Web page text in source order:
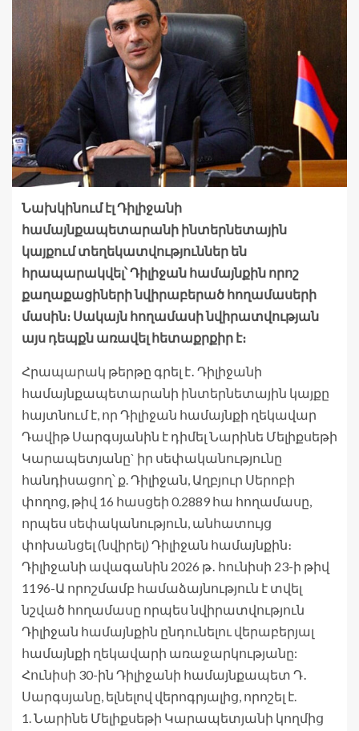
Նախկինում էլ Դիլիջանի
համայնքապետարանի ինտերնետային
կայքում տեղեկատվություններ են
հրապարակվել՝ Դիլիջան համայնքին որոշ
քաղաքացիների նվիրաբերած հողամասերի
մասին։ Սակայն հողամասի նվիրատվության
այս դեպքն առավել հետաքրքիր է։
Հրապարակ թերթը գրել է․ Դիլիջանի
համայնքապետարանի ինտերնետային կայքը
հայտնում է, որ Դիլիջան համայնքի ղեկավար
Դավիթ Սարգսյանին է դիմել Նարինե Մելիքսեթի
Կարապետյանը` իր սեփականությունը
հանդիսացող՝ ք. Դիլիջան, Աղբյուր Սերոբի
փողոց, թիվ 16 հասցեի 0.2889 հա հողամասը,
որպես սեփականություն, անհատույց
փոխանցել (նվիրել) Դիլիջան համայնքին։
Դիլիջանի ավագանին 2026 թ․ հունիսի 23-ի թիվ
1196-Ա որոշմամբ համաձայնություն է տվել
նշված հողամասը որպես նվիրատվություն
Դիլիջան համայնքին ընդունելու վերաբերյալ
համայնքի ղեկավարի առաջարկությանը:
Հունիսի 30-ին Դիլիջանի համայնքապետ Դ․
Սարգսյանը, ելնելով վերոգրյալից, որոշել է.
1. Նարինե Մելիքսեթի Կարապետյանի կողմից